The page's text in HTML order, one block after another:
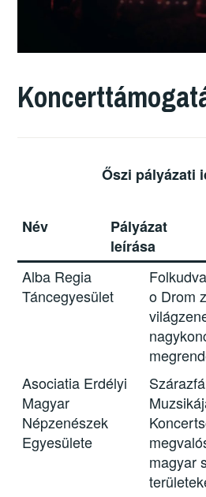
Őszi pályázati
Név
Pályázat
leírása
Alba Regia
Táncegyesület
o Drom
Asociatia Erdélyi
Magyar
Népzenészek
Egyesülete
magyar